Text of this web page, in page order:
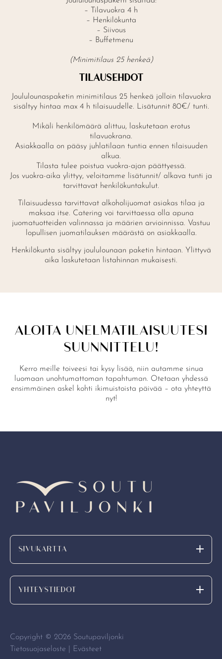
– Tilavuokra 4 h
– Henkilökunta
– Siivous
– Buffetmenu
(Minimitilaus 25 henkeä)
TILAUSEHDOT
Joululounaspaketin minimitilaus 25 henkeä jolloin tilavuokra
sisältyy hintaa max 4 h tilaisuudelle. Lisätunnit 80€/ tunti.
Mikäli henkilömäärä alittuu, laskutetaan erotus
tilavuokrana.
Asiakkaalla on pääsy juhlatilaan tuntia ennen tilaisuuden
alkua.
Tilasta tulee poistua vuokra-ajan päättyessä.
Jos vuokra-aika ylittyy, veloitamme lisätunnit/ alkava tunti ja
tarvittavat henkilökuntakulut.
Tilaisuudessa tarvittavat alkoholijuomat asiakas tilaa ja
maksaa itse. Catering voi tarvittaessa olla apuna
juomatuotteiden valinnassa ja määrien arvioinnissa. Vastuu
lopullisen juomatilauksen määrästä on asiakkaalla.
Henkilökunta sisältyy joululounaan paketin hintaan. Ylittyvä
aika laskutetaan listahinnan mukaisesti.
ALOITA UNELMATILAISUUTESI
SUUNNITTELU!
Kerro meille toiveesi tai kysy lisää, niin autamme sinua
luomaan unohtumattoman tapahtuman. Otetaan yhdessä
ensimmäinen askel kohti ikimuistoista päivää – ota yhteyttä
nyt!
SIVUKARTTA
YHTEYSTIEDOT
Copyright © 2026 Soutupaviljonki
Tietosuojaseloste |
Evästeet